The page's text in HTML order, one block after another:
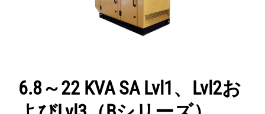
6.8～22 KVA SA Lvl1、Lvl2お